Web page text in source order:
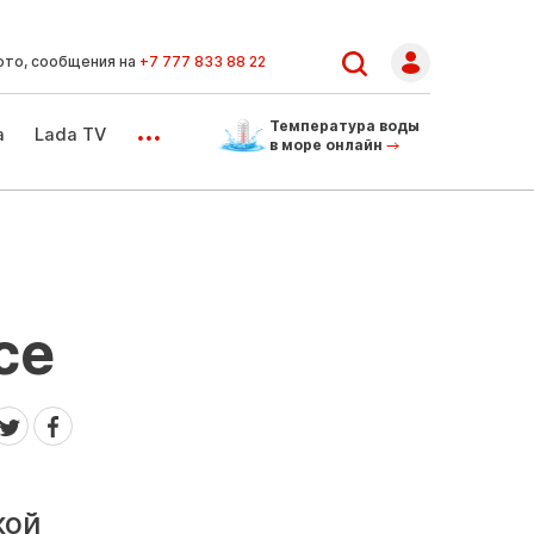
сообщения на +7 777 833 88 22
Lada TV ...
Температура воды
в море онлайн